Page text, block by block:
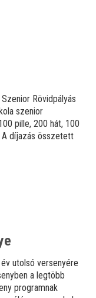
Rövidpályás
szenior
pille, 200 hát, 100
A díjazás összetett
utolsó versenyére
a legtöbb
programnak